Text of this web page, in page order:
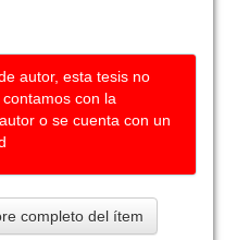
autor, esta tesis no
con la
o se cuenta con un
completo del ítem